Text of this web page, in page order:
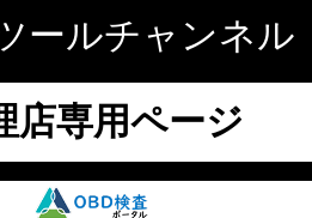
ールチャンネル
店専用ページ